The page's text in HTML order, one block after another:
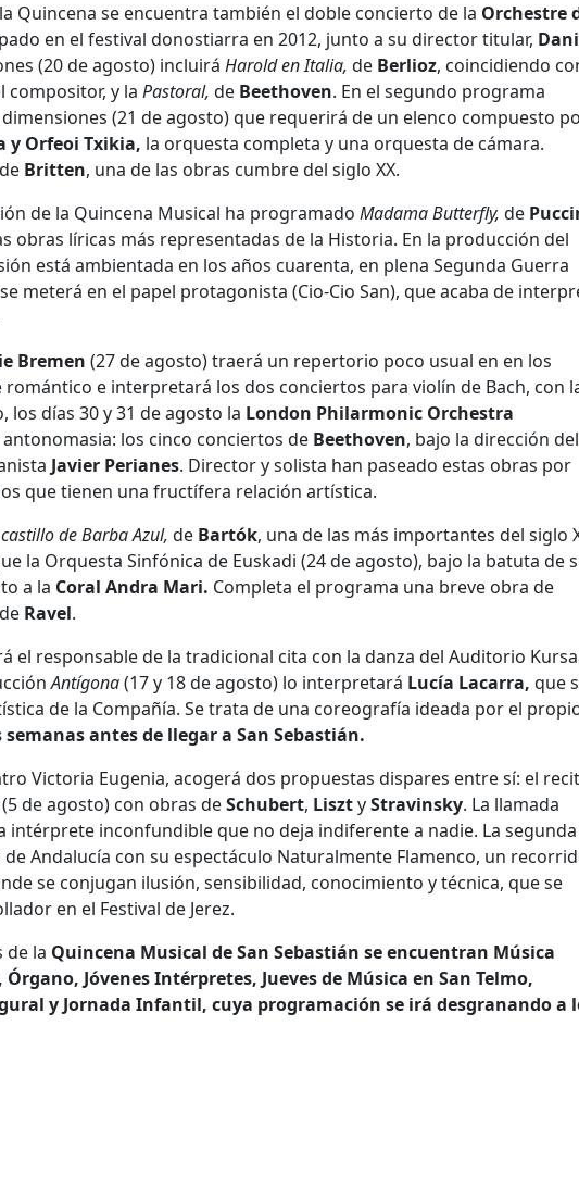
Quincena se encuentra también el doble concierto de la Orchestre
en el festival donostiarra en 2012, junto a su director titular,
(20 de agosto) incluirá Harold en Italia, de Berlioz, coincidiendo
compositor, y la Pastoral, de Beethoven. En el segundo programa
(21 de agosto) que requerirá de un elenco compuesto
y Orfeoi Txikia, la orquesta completa y una orquesta de cámara.
de Britten, una de las obras cumbre del siglo XX.
de la Quincena Musical ha programado Madama Butterfly, de
obras líricas más representadas de la Historia. En la producción del
está ambientada en los años cuarenta, en plena Segunda Guerra
meterá en el papel protagonista (Cio-Cio San), que acaba de
Bremen (27 de agosto) traerá un repertorio poco usual en en los
e interpretará los dos conciertos para violín de Bach, con
los días 30 y 31 de agosto la London Philarmonic Orchestra
los cinco conciertos de Beethoven, bajo la dirección del
Javier Perianes. Director y solista han paseado estas obras por
que tienen una fructífera relación artística.
de Barba Azul, de Bartók, una de las más importantes del siglo
la Orquesta Sinfónica de Euskadi (24 de agosto), bajo la batuta de
a la Coral Andra Mari. Completa el programa una breve obra de
Ravel.
el responsable de la tradicional cita con la danza del Auditorio
Antígona(17 y 18 de agosto) lo interpretará Lucía Lacarra, que
de la Compañía. Se trata de una coreografía ideada por el
antes de llegar a San Sebastián.
Victoria Eugenia, acogerá dos propuestas dispares entre sí: el
(5 de agosto) con obras deSchubert, LisztyStravinsky. La llamada
intérprete inconfundible que no deja indiferente a nadie. La
Andalucía con su espectáculo Naturalmente Flamenco, un
se conjugan ilusión, sensibilidad, conocimiento y técnica, que se
en el Festival de Jerez.
de la Quincena Musical de San Sebastián se encuentran Música
Jóvenes Intérpretes, Jueves de Música en San Telmo,
y Jornada Infantil, cuya programación se irá desgranando a